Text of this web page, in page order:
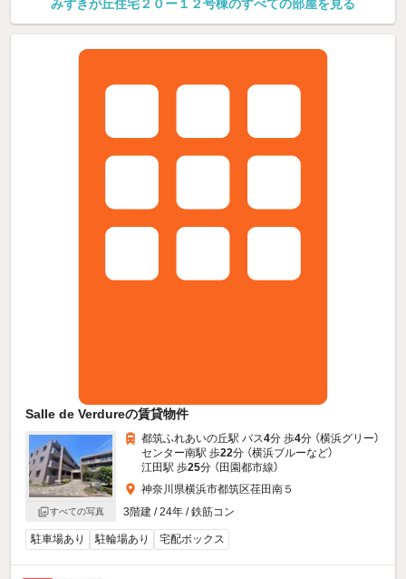
みずきが丘住宅２０ー１２号棟のすべての部屋を見る
Salle de Verdureの賃貸物件
すべての写真
都筑ふれあいの丘駅 バス4分 歩4分 （横浜グリー）
センター南駅 歩22分 （横浜ブルーなど）
江田駅 歩25分 （田園都市線）
神奈川県横浜市都筑区荏田南５
3階建 / 24年 / 鉄筋コン
駐車場あり 駐輪場あり 宅配ボックス